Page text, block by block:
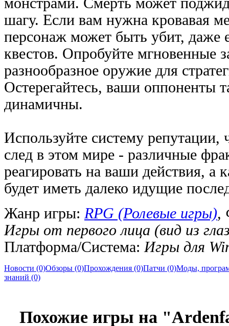
шагу. Если вам нужна кровавая
персонаж может быть убит, даже
квестов. Опробуйте мгновенные
разнообразное оружие для
Остерегайтесь, ваши оппоненты
динамичны.
Используйте систему репутации,
след в этом мире - различные
реагировать на ваши действия, а
будет иметь далеко идущие
Жанр игры: RPG (Ролевые игры),
Игры от первого лица (вид из
Платформа/Система: Игры для
Новости (0)Обзоры (0)Прохождения (0)Патчи (0)Моды,
знаний (0)
Похожие игры на